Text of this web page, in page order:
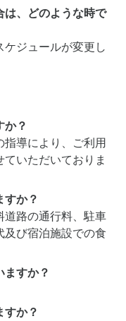
は、どのような時で
ジュールが変更し
か？
導により、ご利用
いただいておりま
すか？
道路の通行料、駐車
び宿泊施設での食
ますか？
すか？